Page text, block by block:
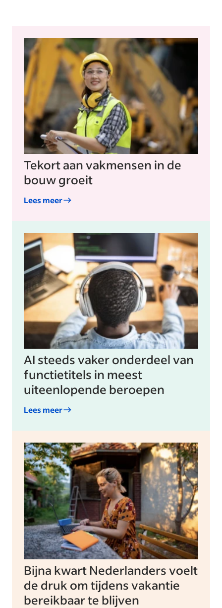
Tekort aan vakmensen in de
bouw groeit
Lees meer
AI steeds vaker onderdeel van
functietitels in meest
uiteenlopende beroepen
Lees meer
Bijna kwart Nederlanders voelt
de druk om tijdens vakantie
bereikbaar te blijven